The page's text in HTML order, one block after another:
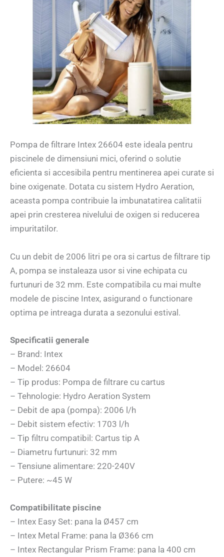
Pompa de filtrare Intex 26604 este ideala pentru
piscinele de dimensiuni mici, oferind o solutie
eficienta si accesibila pentru mentinerea apei curate si
bine oxigenate. Dotata cu sistem Hydro Aeration,
aceasta pompa contribuie la imbunatatirea calitatii
apei prin cresterea nivelului de oxigen si reducerea
impuritatilor.
Cu un debit de 2006 litri pe ora si cartus de filtrare tip
A, pompa se instaleaza usor si vine echipata cu
furtunuri de 32 mm. Este compatibila cu mai multe
modele de piscine Intex, asigurand o functionare
optima pe intreaga durata a sezonului estival.
Specificatii generale
– Brand: Intex
– Model: 26604
– Tip produs: Pompa de filtrare cu cartus
– Tehnologie: Hydro Aeration System
– Debit de apa (pompa): 2006 l/h
– Debit sistem efectiv: 1703 l/h
– Tip filtru compatibil: Cartus tip A
– Diametru furtunuri: 32 mm
– Tensiune alimentare: 220-240V
– Putere: ~45 W
Compatibilitate piscine
– Intex Easy Set: pana la Ø457 cm
– Intex Metal Frame: pana la Ø366 cm
– Intex Rectangular Prism Frame: pana la 400 cm